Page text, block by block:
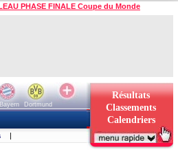
PHASE FINALE Coupe du Monde
Bayern
Dortmund
Résultats
Classements
Calendriers
|